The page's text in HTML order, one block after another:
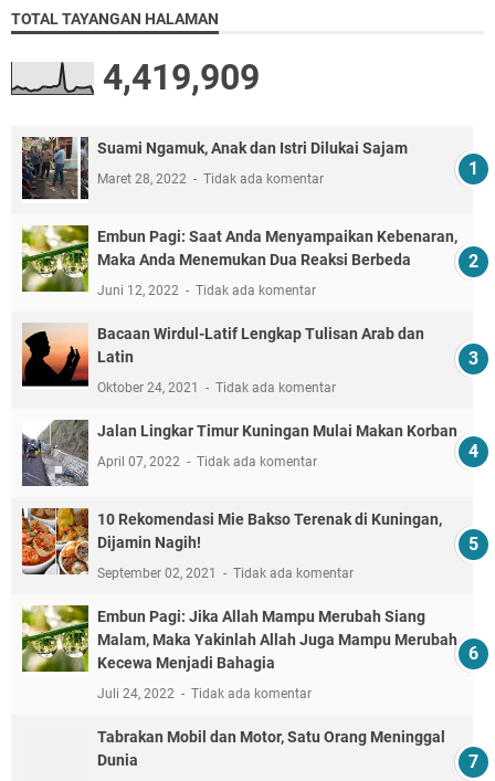
ADS
TOTAL TAYANGAN HALAMAN
4,419,909
Suami Ngamuk, Anak dan Istri Dilukai Sajam
Maret 28, 2022 Tidak ada komentar
Embun Pagi: Saat Anda Menyampaikan Kebenaran,